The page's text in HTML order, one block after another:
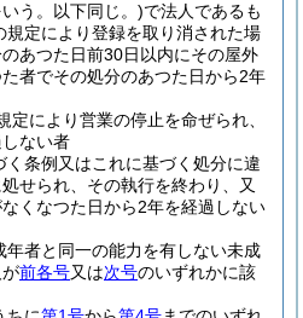
う。以下同じ。)で法人であるも
規定により登録を取り消された場
あつた日前30日以内にその屋外
者でその処分のあつた日から2年
定により営業の停止を命ぜられ、
ない者
く条例又はこれに基づく処分に違
せられ、その執行を終わり、又
くなつた日から2年を経過しない
年者と同一の能力を有しない未成
前各号又は次号のいずれかに該